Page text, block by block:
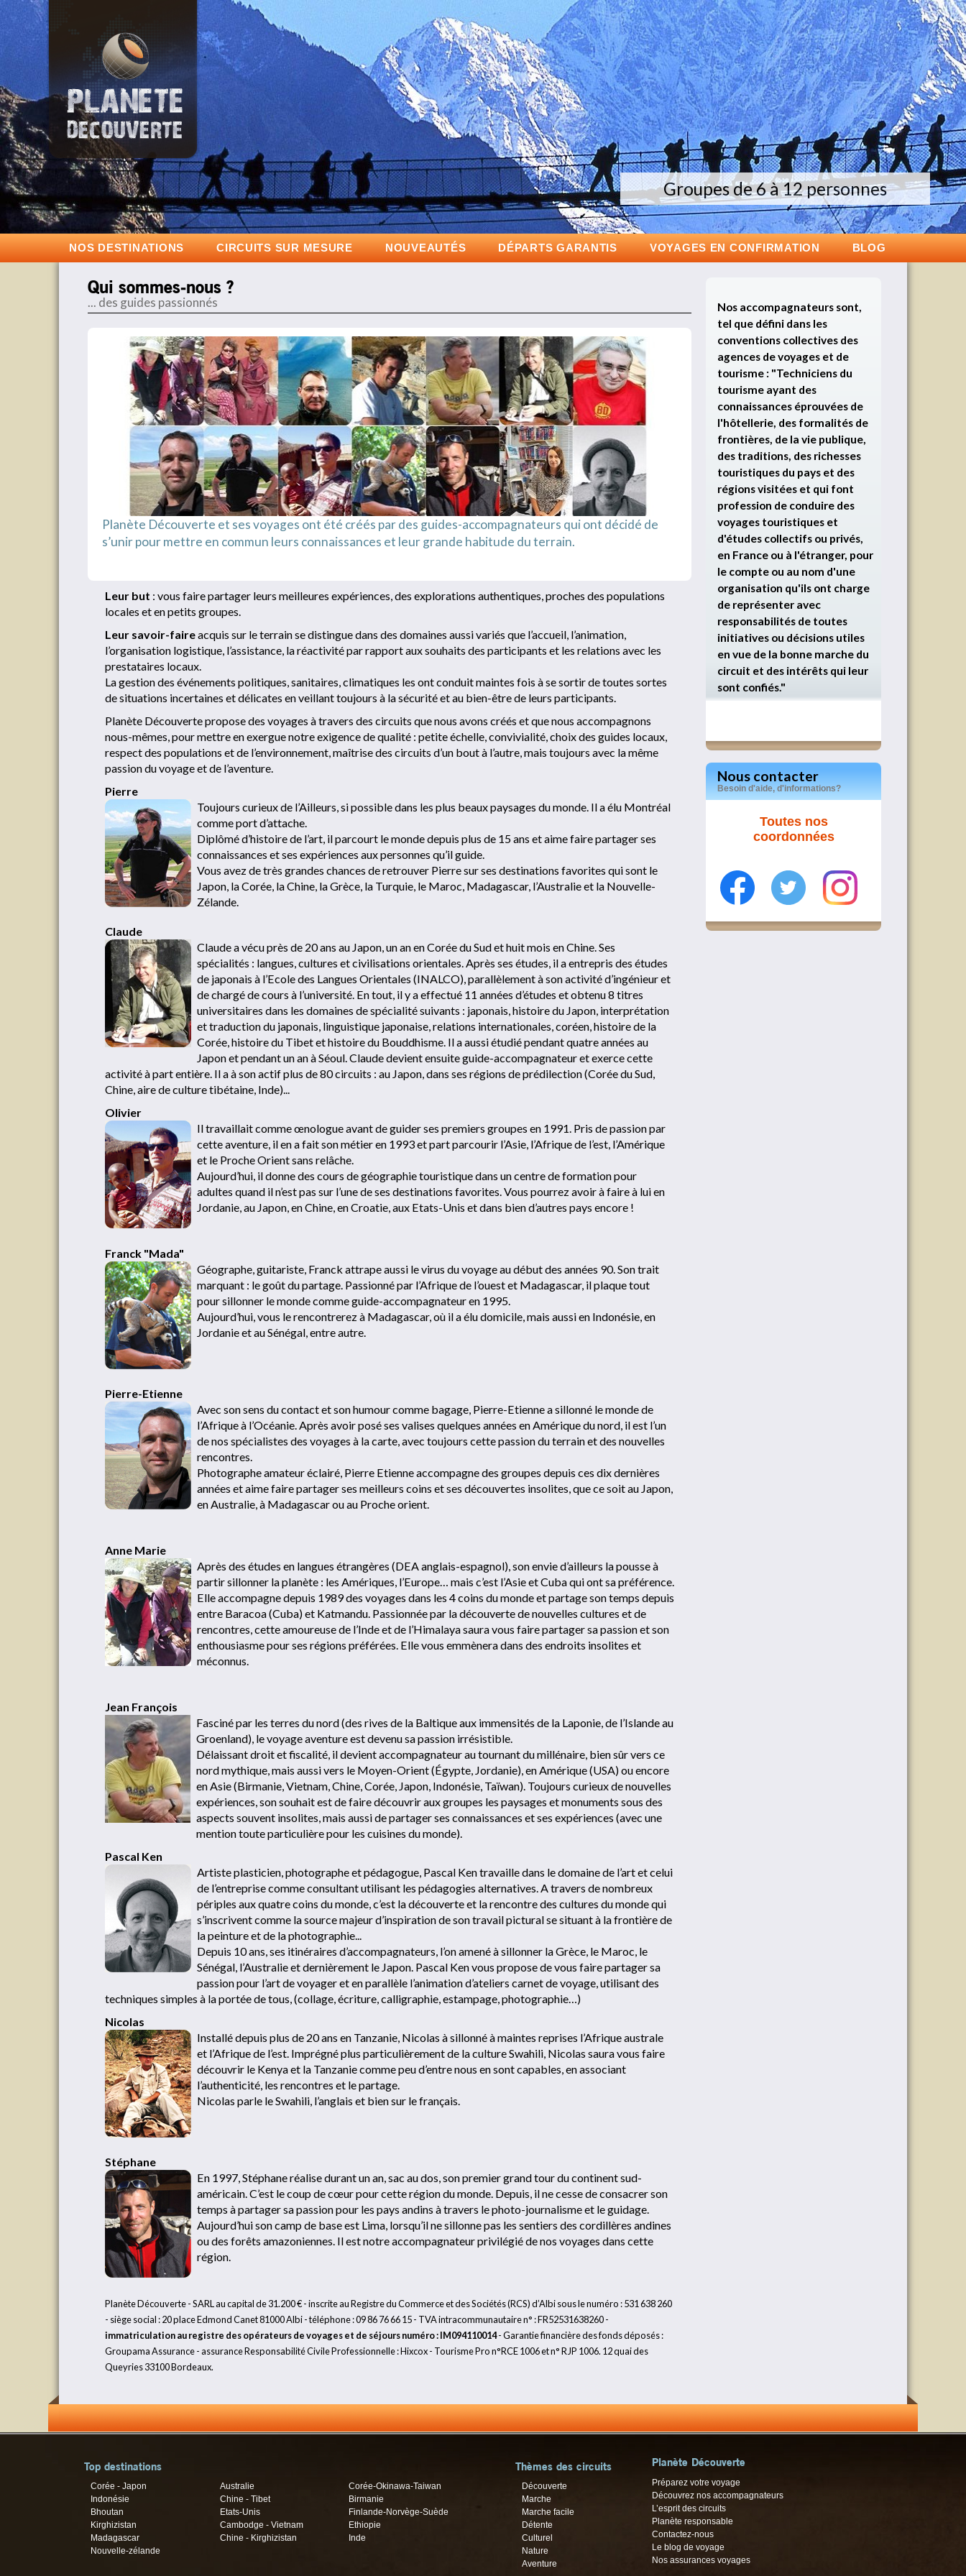
Voyage exclusif en Islande
Partez à la découverte de la Nouvelle-Zélande
Groupes de 6 à 12 personnes
NOS DESTINATIONS CIRCUITS SUR MESURE NOUVEAUTÉS DÉPARTS GARANTIS VOYAGES EN CONFIRMATION BLOG
Qui sommes-nous ?
... des guides passionnés
Planète Découverte et ses voyages ont été créés par des guides-accompagnateurs qui ont décidé de
s’unir pour mettre en commun leurs connaissances et leur grande habitude du terrain.
Leur but : vous faire partager leurs meilleures expériences, des explorations authentiques, proches des populations
locales et en petits groupes.
Leur savoir-faireacquis sur le terrain se distingue dans des domaines aussi variés que l’accueil, l’animation,
l’organisation logistique, l’assistance, la réactivité par rapport aux souhaits des participants et les relations avec les
prestataires locaux.
La gestion des événements politiques, sanitaires, climatiques les ont conduit maintes fois à se sortir de toutes sortes
de situations incertaines et délicates en veillant toujours à la sécurité et au bien-être de leurs participants.
Planète Découverte propose des voyages à travers des circuits que nous avons créés et que nous accompagnons
nous-mêmes, pour mettre en exergue notre exigence de qualité : petite échelle, convivialité, choix des guides locaux,
respect des populations et de l’environnement, maîtrise des circuits d’un bout à l’autre, mais toujours avec la même
passion du voyage et de l’aventure.
Pierre
Toujours curieux de l’Ailleurs, si possible dans les plus beaux paysages du monde. Il a élu Montréal
comme port d’attache.
Diplômé d’histoire de l’art, il parcourt le monde depuis plus de 15 ans et aime faire partager ses
connaissances et ses expériences aux personnes qu’il guide.
Vous avez de très grandes chances de retrouver Pierre sur ses destinations favorites qui sont le
Japon, la Corée, la Chine, la Grèce, la Turquie, le Maroc, Madagascar, l’Australie et la Nouvelle-
Zélande.
Claude
Claude a vécu près de 20 ans au Japon, un an en Corée du Sud et huit mois en Chine. Ses
spécialités : langues, cultures et civilisations orientales. Après ses études, il a entrepris des études
de japonais à l’Ecole des Langues Orientales (INALCO), parallèlement à son activité d’ingénieur et
de chargé de cours à l’université. En tout, il y a effectué 11 années d’études et obtenu 8 titres
universitaires dans les domaines de spécialité suivants : japonais, histoire du Japon, interprétation
et traduction du japonais, linguistique japonaise, relations internationales, coréen, histoire de la
Corée, histoire du Tibet et histoire du Bouddhisme. Il a aussi étudié pendant quatre années au
Japon et pendant un an à Séoul. Claude devient ensuite guide-accompagnateur et exerce cette
activité à part entière. Il a à son actif plus de 80 circuits : au Japon, dans ses régions de prédilection (Corée du Sud,
Chine, aire de culture tibétaine, Inde)...
Olivier
Il travaillait comme œnologue avant de guider ses premiers groupes en 1991. Pris de passion par
cette aventure, il en a fait son métier en 1993 et part parcourir l’Asie, l’Afrique de l’est, l’Amérique
et le Proche Orient sans relâche.
Aujourd’hui, il donne des cours de géographie touristique dans un centre de formation pour
adultes quand il n’est pas sur l’une de ses destinations favorites. Vous pourrez avoir à faire à lui en
Jordanie, au Japon, en Chine, en Croatie, aux Etats-Unis et dans bien d’autres pays encore !
Franck "Mada"
Géographe, guitariste, Franck attrape aussi le virus du voyage au début des années 90. Son trait
marquant : le goût du partage. Passionné par l’Afrique de l’ouest et Madagascar, il plaque tout
pour sillonner le monde comme guide-accompagnateur en 1995.
Aujourd’hui, vous le rencontrerez à Madagascar, où il a élu domicile, mais aussi en Indonésie, en
Jordanie et au Sénégal, entre autre.
Pierre-Etienne
Avec son sens du contact et son humour comme bagage, Pierre-Etienne a sillonné le monde de
l’Afrique à l’Océanie. Après avoir posé ses valises quelques années en Amérique du nord, il est l’un
de nos spécialistes des voyages à la carte, avec toujours cette passion du terrain et des nouvelles
rencontres.
Photographe amateur éclairé, Pierre Etienne accompagne des groupes depuis ces dix dernières
années et aime faire partager ses meilleurs coins et ses découvertes insolites, que ce soit au Japon,
en Australie, à Madagascar ou au Proche orient.
Anne Marie
Après des études en langues étrangères (DEA anglais-espagnol), son envie d’ailleurs la pousse à
partir sillonner la planète : les Amériques, l’Europe… mais c’est l’Asie et Cuba qui ont sa préférence.
Elle accompagne depuis 1989 des voyages dans les 4 coins du monde et partage son temps depuis
entre Baracoa (Cuba) et Katmandu. Passionnée par la découverte de nouvelles cultures et de
rencontres, cette amoureuse de l’Inde et de l’Himalaya saura vous faire partager sa passion et son
enthousiasme pour ses régions préférées. Elle vous emmènera dans des endroits insolites et
méconnus.
Jean François
Fasciné par les terres du nord (des rives de la Baltique aux immensités de la Laponie, de l’Islande au
Groenland), le voyage aventure est devenu sa passion irrésistible.
Délaissant droit et fiscalité, il devient accompagnateur au tournant du millénaire, bien sûr vers ce
nord mythique, mais aussi vers le Moyen-Orient (Égypte, Jordanie), en Amérique (USA) ou encore
en Asie (Birmanie, Vietnam, Chine, Corée, Japon, Indonésie, Taïwan). Toujours curieux de nouvelles
expériences, son souhait est de faire découvrir aux groupes les paysages et monuments sous des
aspects souvent insolites, mais aussi de partager ses connaissances et ses expériences (avec une
mention toute particulière pour les cuisines du monde).
Pascal Ken
Artiste plasticien, photographe et pédagogue, Pascal Ken travaille dans le domaine de l’art et celui
de l’entreprise comme consultant utilisant les pédagogies alternatives. A travers de nombreux
périples aux quatre coins du monde, c’est la découverte et la rencontre des cultures du monde qui
s’inscrivent comme la source majeur d’inspiration de son travail pictural se situant à la frontière de
la peinture et de la photographie...
Depuis 10 ans, ses itinéraires d’accompagnateurs, l’on amené à sillonner la Grèce, le Maroc, le
Sénégal, l’Australie et dernièrement le Japon. Pascal Ken vous propose de vous faire partager sa
passion pour l’art de voyager et en parallèle l’animation d’ateliers carnet de voyage, utilisant des
techniques simples à la portée de tous, (collage, écriture, calligraphie, estampage, photographie…)
Nicolas
Installé depuis plus de 20 ans en Tanzanie, Nicolas à sillonné à maintes reprises l’Afrique australe
et l’Afrique de l’est. Imprégné plus particulièrement de la culture Swahili, Nicolas saura vous faire
découvrir le Kenya et la Tanzanie comme peu d’entre nous en sont capables, en associant
l’authenticité, les rencontres et le partage.
Nicolas parle le Swahili, l’anglais et bien sur le français.
Stéphane
En 1997, Stéphane réalise durant un an, sac au dos, son premier grand tour du continent sud-
américain. C’est le coup de cœur pour cette région du monde. Depuis, il ne cesse de consacrer son
temps à partager sa passion pour les pays andins à travers le photo-journalisme et le guidage.
Aujourd’hui son camp de base est Lima, lorsqu’il ne sillonne pas les sentiers des cordillères andines
ou des forêts amazoniennes. Il est notre accompagnateur privilégié de nos voyages dans cette
région.
Planète Découverte - SARL au capital de 31.200 € - inscrite au Registre du Commerce et des Sociétés (RCS) d’Albi sous le numéro : 531 638 260
- siège social : 20 place Edmond Canet 81000 Albi - téléphone : 09 86 76 66 15 - TVA intracommunautaire n° : FR52531638260 -
immatriculation au registre des opérateurs de voyages et de séjours numéro : IM094110014- Garantie financière des fonds déposés :
Groupama Assurance - assurance Responsabilité Civile Professionnelle : Hixcox - Tourisme Pro n°RCE 1006 et n° RJP 1006. 12 quai des
Queyries 33100 Bordeaux.
Nos accompagnateurs sont,
tel que défini dans les
conventions collectives des
agences de voyages et de
tourisme : "Techniciens du
tourisme ayant des
connaissances éprouvées de
l'hôtellerie, des formalités de
frontières, de la vie publique,
des traditions, des richesses
touristiques du pays et des
régions visitées et qui font
profession de conduire des
voyages touristiques et
d'études collectifs ou privés,
en France ou à l'étranger, pour
le compte ou au nom d'une
organisation qu'ils ont charge
de représenter avec
responsabilités de toutes
initiatives ou décisions utiles
en vue de la bonne marche du
circuit et des intérêts qui leur
sont confiés."
Nous contacter
Besoin d'aide, d'informations?
Toutes nos
coordonnées
Top destinations
Corée - Japon Australie
Corée-Okinawa-Taiwan
Indonésie
Chine - Tibet
Birmanie
Bhoutan
Etats-Unis
Finlande-Norvège-Suède
Kirghizistan
Cambodge - Vietnam
Ethiopie
Madagascar
Chine - Kirghizistan
Inde
Nouvelle-zélande
Thèmes des circuits
Découverte
Marche
Marche facile
Détente
Culturel
Nature
Aventure
Planète Découverte
Préparez votre voyage
Découvrez nos accompagnateurs
L’esprit des circuits
Planète responsable
Contactez-nous
Le blog de voyage
Nos assurances voyages